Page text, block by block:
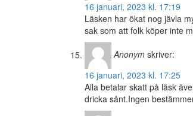
16 januari, 2023 kl. 17:19
Läsken har ökat nog jävla
sak som att folk köper inte
Anonym skriver:
16 januari, 2023 kl. 17:25
Alla betalar skatt på läsk
dricka sånt.Ingen